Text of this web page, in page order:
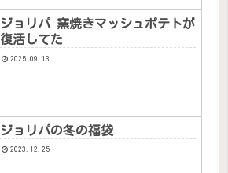
ジョリパ 窯焼きマッシュポテトが
復活してた
2025.09.13
ジョリパの冬の福袋
2023.12.25